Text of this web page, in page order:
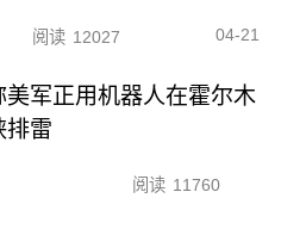
阅读 12027 04-21
美军正用机器人在霍尔木
排雷
阅读 11760